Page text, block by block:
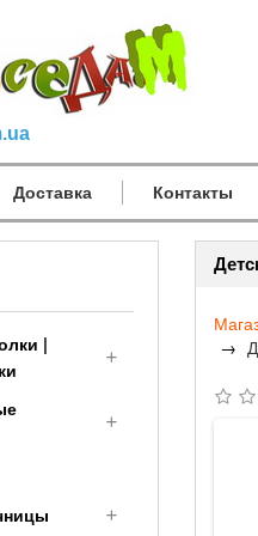
Доставка Контакты
|
с 1 года)